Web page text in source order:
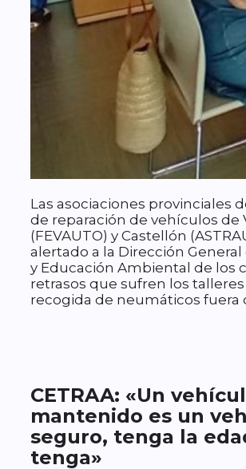
Las asociaciones provinciales
de reparación de vehículos de
(FEVAUTO) y Castellón
alertado a la Dirección General
y Educación Ambiental de los
retrasos que sufren los talleres
recogida de neumáticos fuera
CETRAA: «Un
mantenido es un
seguro, tenga la
tenga»